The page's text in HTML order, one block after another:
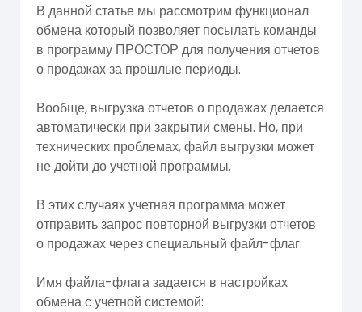
В данной статье мы рассмотрим функционал
обмена который позволяет посылать команды
в программу ПРОСТОР для получения отчетов
о продажах за прошлые периоды.
Вообще, выгрузка отчетов о продажах делается
автоматически при закрытии смены. Но, при
технических проблемах, файл выгрузки может
не дойти до учетной программы.
В этих случаях учетная программа может
отправить запрос повторной выгрузки отчетов
о продажах через специальный файл-флаг.
Имя файла-флага задается в настройках
обмена с учетной системой: